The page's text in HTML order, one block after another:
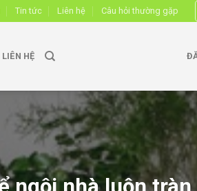
Tin tức Liên hệ Câu hỏi thường gặp
LIÊN HỆ